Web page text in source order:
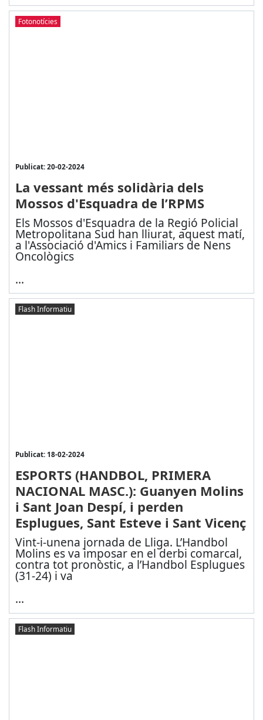
Fotonotícies
Publicat: 20-02-2024
La vessant més solidària dels
Mossos d'Esquadra de l’RPMS
Els Mossos d'Esquadra de la Regió Policial
Metropolitana Sud han lliurat, aquest matí,
a l'Associació d'Amics i Familiars de Nens
Oncològics
...
Flash Informatiu
Publicat: 18-02-2024
ESPORTS (HANDBOL, PRIMERA
NACIONAL MASC.): Guanyen Molins
i Sant Joan Despí, i perden
Esplugues, Sant Esteve i Sant Vicenç
Vint-i-unena jornada de Lliga. L’Handbol
Molins es va imposar en el derbi comarcal,
contra tot pronòstic, a l’Handbol Esplugues
(31-24) i va
...
Flash Informatiu